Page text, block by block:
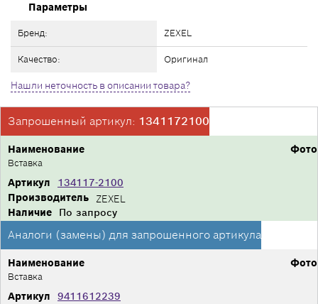
Параметры
Бренд: ZEXEL
Качество: Оригинал
Нашли неточность в описании товара?
Запрошенный артикул: 1341172100
Фото
Производитель ZEXEL
Артикул 134117-2100
Наименование
Вставка
Наличие По запросу
Аналоги (замены) для запрошенного артикула
Фото
Артикул 9411612239
Наименование
Вставка